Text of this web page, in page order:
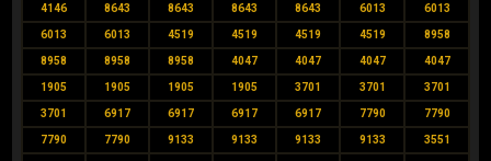
4146 8643 8643 8643 8643 6013 6013
6013 6013 4519 4519 4519 4519 8958
8958 8958 8958 4047 4047 4047 4047
1905 1905 1905 1905 3701 3701 3701
3701 6917 6917 6917 6917 7790 7790
7790 7790 9133 9133 9133 9133 3551